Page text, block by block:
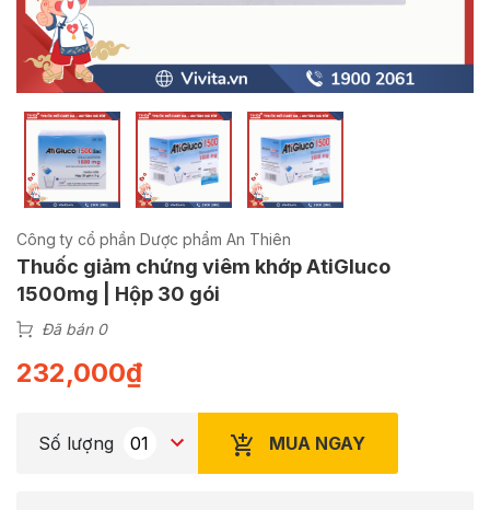
Công ty cổ phần Dược phẩm An Thiên
Thuốc giảm chứng viêm khớp AtiGluco
1500mg | Hộp 30 gói
Đã bán 0
232,000₫
Số lượng MUA NGAY